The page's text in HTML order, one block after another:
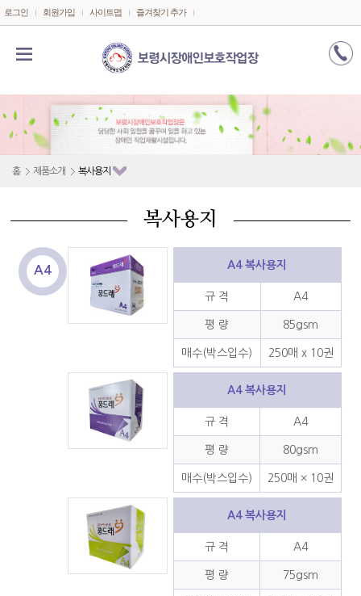
로그인 회원가입 사이트맵 즐겨찾기 추가
홈 제품소개 복사용지
복사용지
A4 A4 복사용지
규 격 A4
평 량 85gsm
매수(박스입수) 250매 x 10권
A4 복사용지
규 격 A4
평 량 80gsm
매수(박스입수) 250매 × 10권
A4 복사용지
규 격 A4
평 량 75gsm